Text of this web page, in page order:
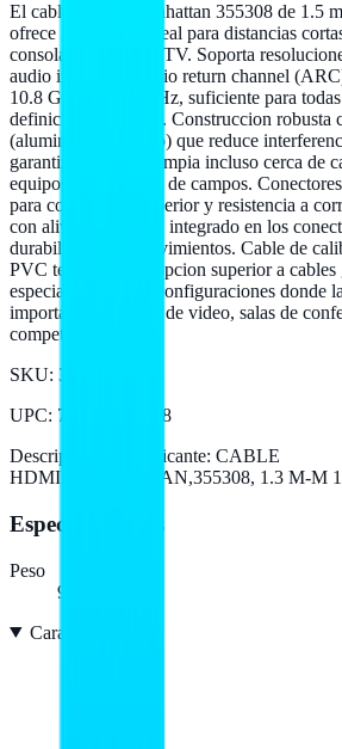
El cable HDMI Manhattan 355308 de 1.5
ofrece la solucion ideal para distancias
consola y monitor o TV. Soporta
audio integrado, audio return channel
10.8 Gbps a 600 MHz, suficiente para todas
definicion modernas. Construccion robusta
(aluminio + trenzado) que reduce
garantizando senal limpia incluso cerca de
equipos generadores de campos.
para conduccion superior y resistencia a
con alivio de tension integrado en los
durabilidad ante movimientos. Cable de
PVC termico. Una opcion superior a cables
especialmente para configuraciones donde
importante (estudios de video, salas de
competitivo).
SKU: 355308
UPC: 766623355308
Descripción del fabricante: CABLE
HDMI,MANHATTAN,355308, 1.3 M-M
Especificaciones
Peso
93,3 g
Características